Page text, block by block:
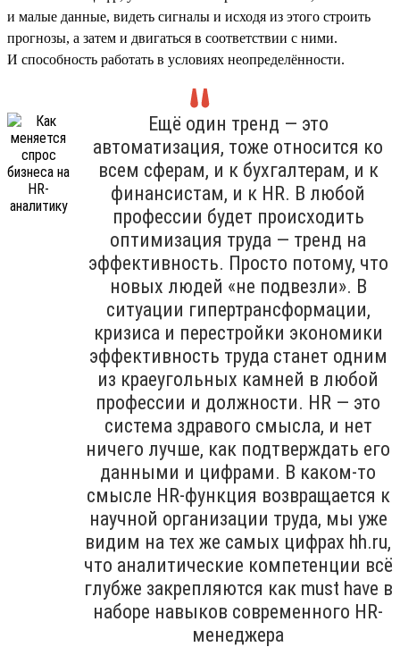
и малые данные, видеть сигналы и исходя из этого строить
прогнозы, а затем и двигаться в соответствии с ними.
И способность работать в условиях неопределённости.
Ещё один тренд — это
автоматизация, тоже относится ко
всем сферам, и к бухгалтерам, и к
финансистам, и к HR. В любой
профессии будет происходить
оптимизация труда — тренд на
эффективность. Просто потому, что
новых людей «не подвезли». В
ситуации гипертрансформации,
кризиса и перестройки экономики
эффективность труда станет одним
из краеугольных камней в любой
профессии и должности. HR — это
система здравого смысла, и нет
ничего лучше, как подтверждать его
данными и цифрами. В каком-то
смысле HR-функция возвращается к
научной организации труда, мы уже
видим на тех же самых цифрах hh.ru,
что аналитические компетенции всё
глубже закрепляются как must have в
наборе навыков современного HR-
менеджера